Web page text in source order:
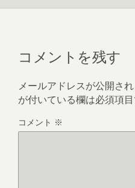
コメントを残す
メールアドレスが公開さ
が付いている欄は必須項
コメント ※